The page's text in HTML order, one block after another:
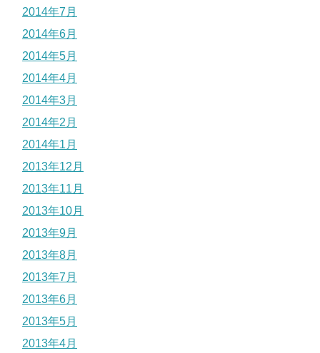
2014年7月
2014年6月
2014年5月
2014年4月
2014年3月
2014年2月
2014年1月
2013年12月
2013年11月
2013年10月
2013年9月
2013年8月
2013年7月
2013年6月
2013年5月
2013年4月